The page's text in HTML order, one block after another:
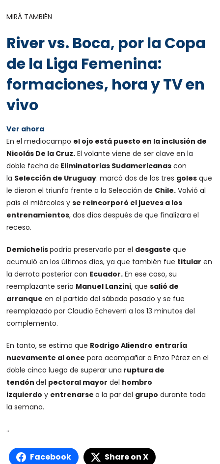
MIRÁ TAMBIÉN
River vs. Boca, por la Copa
de la Liga Femenina:
formaciones, hora y TV en
vivo
Ver ahora
En el mediocampo el ojo está puesto en la inclusión de
Nicolás De la Cruz. El volante viene de ser clave en la
doble fecha de Eliminatorias Sudamericanas con
la Selección de Uruguay: marcó dos de los tres goles que
le dieron el triunfo frente a la Selección de Chile. Volvió al
país el miércoles yse reincorporó el jueves a los
entrenamientos, dos días después de que finalizara el
receso.
Demichelispodría preservarlo por el desgaste que
acumuló en los últimos días, ya que también fue titular en
la derrota posterior con Ecuador. En ese caso, su
reemplazante sería Manuel Lanzini, quesalió de
arranque en el partido del sábado pasado y se fue
reemplazado por Claudio Echeverri a los 13 minutos del
complemento.
En tanto, se estima que Rodrigo Aliendro entraría
nuevamente al once para acompañar a Enzo Pérez en el
doble cinco luego de superar una ruptura de
tendóndel pectoral mayor del hombro
izquierdo y entrenarsea la par del grupo durante toda
la semana.
..
Facebook Share on X